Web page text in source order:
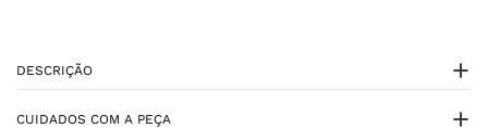
DESCRIÇÃO
CUIDADOS COM A PEÇA